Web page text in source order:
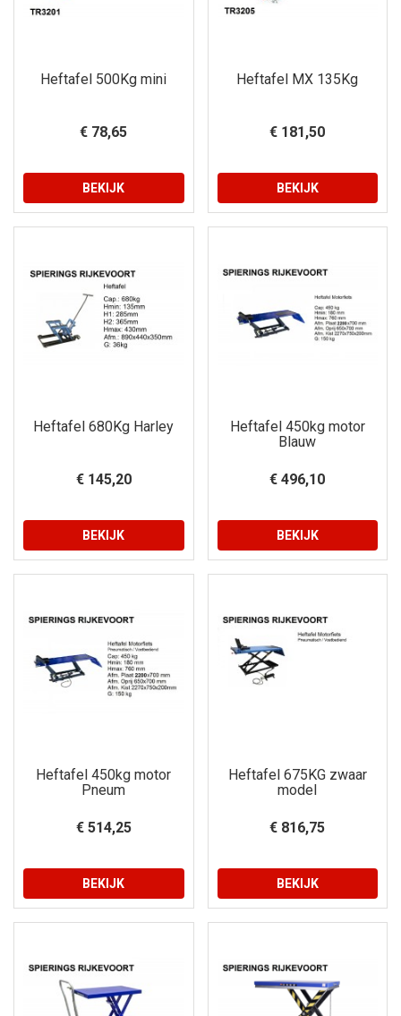
Heftafel 500Kg mini
€ 78,65
BEKIJK
Heftafel MX 135Kg
€ 181,50
BEKIJK
Heftafel 680Kg Harley
€ 145,20
BEKIJK
Heftafel 450kg motor
Blauw
€ 496,10
BEKIJK
Heftafel 450kg motor
Pneum
€ 514,25
BEKIJK
Heftafel 675KG zwaar
model
€ 816,75
BEKIJK